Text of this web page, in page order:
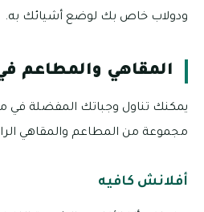
ودولاب خاص بك لوضع أشيائك به.
المقاهي والمطاعم
يمكنك تناول وجباتك المفضلة في
مجموعة من المطاعم والمقاهي
أفلانش كافيه